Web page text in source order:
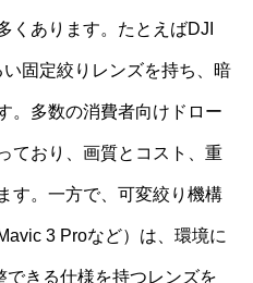
くあります。たとえばDJI
固定絞りレンズを持ち、暗
。多数の消費者向けドロー
ており、画質とコスト、重
す。一方で、可変絞り機構
3 Proなど）は、環境に
できる仕様を持つレンズを